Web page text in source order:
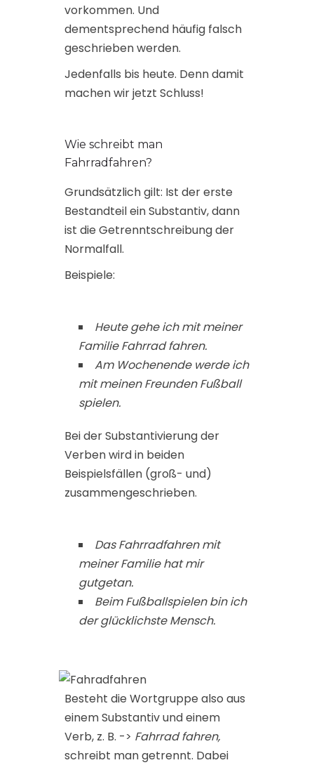
vorkommen. Und
dementsprechend häufig falsch
geschrieben werden.
Jedenfalls bis heute. Denn damit
machen wir jetzt Schluss!
Wie schreibt man
Fahrradfahren?
Grundsätzlich gilt: Ist der erste
Bestandteil ein Substantiv, dann
ist die Getrenntschreibung der
Normalfall.
Beispiele:
Heute gehe ich mit meiner
Familie Fahrrad fahren.
Am Wochenende werde ich
mit meinen Freunden Fußball
spielen.
Bei der Substantivierung der
Verben wird in beiden
Beispielsfällen (groß- und)
zusammengeschrieben.
Das Fahrradfahren mit
meiner Familie hat mir
gutgetan.
Beim Fußballspielen bin ich
der glücklichste Mensch.
Besteht die Wortgruppe also aus
einem Substantiv und einem
Verb, z. B. -> Fahrrad fahren,
schreibt man getrennt. Dabei